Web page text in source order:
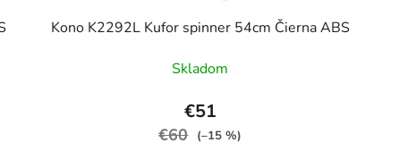
Kono K2292L Kufor spinner 54cm Čierna ABS
Skladom
€51
€60 (–15 %)